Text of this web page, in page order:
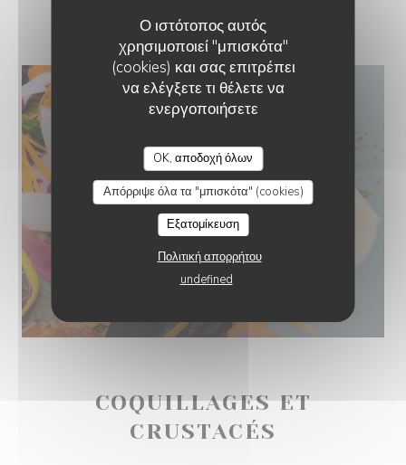
Ο ιστότοπος αυτός
χρησιμοποιεί "μπισκότα"
(cookies) και σας επιτρέπει
να ελέγξετε τι θέλετε να
ενεργοποιήσετε
OK, αποδοχή όλων
Απόρριψε όλα τα "μπισκότα" (cookies)
Εξατομίκευση
Πολιτική απορρήτου
undefined
L’EAU À LA BOUCHE
COQUILLAGES ET
CRUSTACÉS